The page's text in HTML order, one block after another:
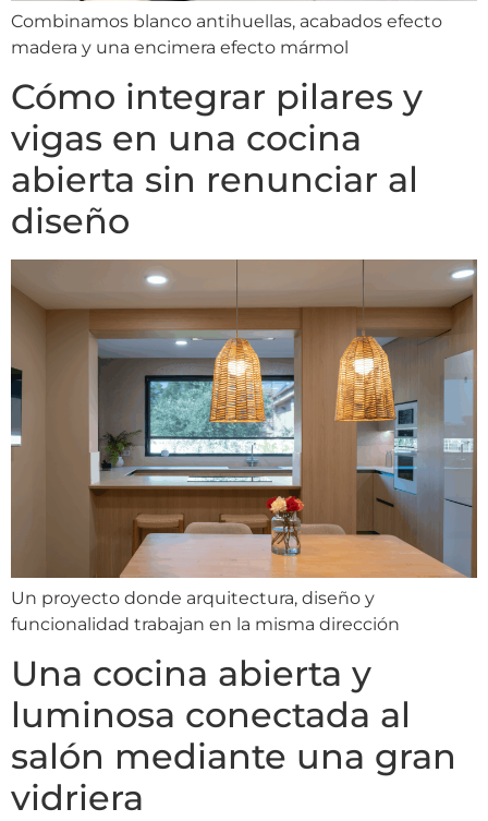
Combinamos blanco antihuellas, acabados efecto
madera y una encimera efecto mármol
Cómo integrar pilares y
vigas en una cocina
abierta sin renunciar al
diseño
Un proyecto donde arquitectura, diseño y
funcionalidad trabajan en la misma dirección
Una cocina abierta y
luminosa conectada al
salón mediante una gran
vidriera